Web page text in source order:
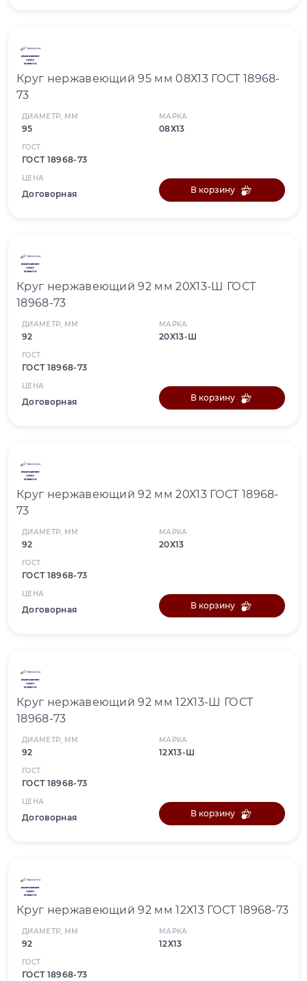
Круг нержавеющий 95 мм 08Х13 ГОСТ 18968-
73
ДИАМЕТР, ММ
95
МАРКА
08Х13
ГОСТ
ГОСТ 18968-73
ЦЕНА
Договорная В корзину
Круг нержавеющий 92 мм 20Х13-Ш ГОСТ
18968-73
ДИАМЕТР, ММ
92
МАРКА
20Х13-Ш
ГОСТ
ГОСТ 18968-73
ЦЕНА
Договорная В корзину
Круг нержавеющий 92 мм 20Х13 ГОСТ 18968-
73
ДИАМЕТР, ММ
92
МАРКА
20Х13
ГОСТ
ГОСТ 18968-73
ЦЕНА
Договорная В корзину
Круг нержавеющий 92 мм 12Х13-Ш ГОСТ
18968-73
ДИАМЕТР, ММ
92
МАРКА
12Х13-Ш
ГОСТ
ГОСТ 18968-73
ЦЕНА
Договорная В корзину
Круг нержавеющий 92 мм 12Х13 ГОСТ 18968-73
ДИАМЕТР, ММ
92
МАРКА
12Х13
ГОСТ
ГОСТ 18968-73